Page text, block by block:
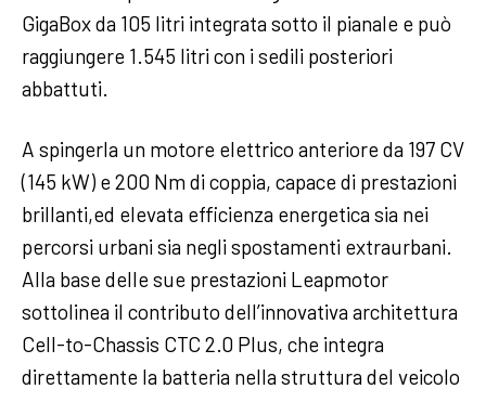
GigaBox da 105 litri integrata sotto il pianale e può
raggiungere 1.545 litri con i sedili posteriori
abbattuti.
A spingerla un motore elettrico anteriore da 197 CV
(145 kW) e 200 Nm di coppia, capace di prestazioni
brillanti,ed elevata efficienza energetica sia nei
percorsi urbani sia negli spostamenti extraurbani.
Alla base delle sue prestazioni Leapmotor
sottolinea il contributo dell’innovativa architettura
Cell-to-Chassis CTC 2.0 Plus, che integra
direttamente la batteria nella struttura del veicolo